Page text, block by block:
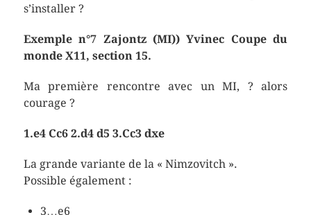
s’installer ?
Exemple n°7 Zajontz (MI)) Yvinec Coupe du
monde X11, section 15.
Ma première rencontre avec un MI, ? alors
courage ?
1.e4 Cc6 2.d4 d5 3.Cc3 dxe
La grande variante de la « Nimzovitch ».
Possible également :
3…e6